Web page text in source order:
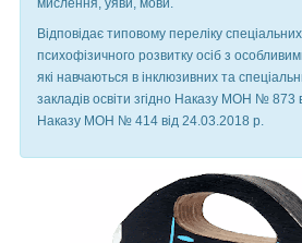
Відповідає типовому переліку спеціальних
психофізичного розвитку осіб з
які навчаються в інклюзивних та
закладів освіти згідно Наказу МОН № 873
Наказу МОН № 414 від 24.03.2018 р.